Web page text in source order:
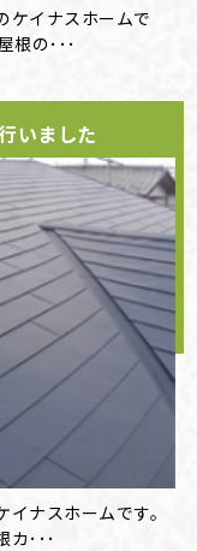
ケイナスホームで
根の･･･
いました
ナスホームです。
カ･･･